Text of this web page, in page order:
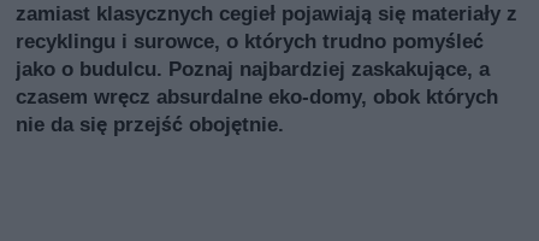
zamiast klasycznych cegieł pojawiają się materiały z
recyklingu i surowce, o których trudno pomyśleć
jako o budulcu. Poznaj najbardziej zaskakujące, a
czasem wręcz absurdalne eko-domy, obok których
nie da się przejść obojętnie.